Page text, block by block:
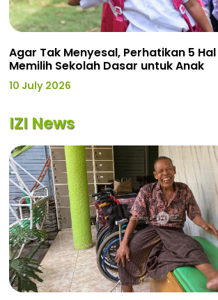
Agar Tak Menyesal, Perhatikan 5
Memilih Sekolah Dasar untuk Anak
10 July 2026
IZI News